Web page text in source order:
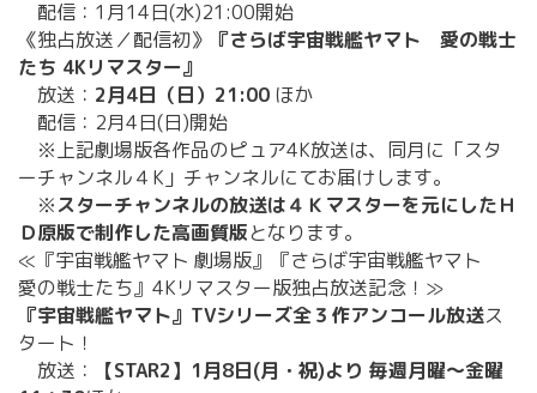
配信：1月14日(水)21:00開始
《独占放送／配信初》 『さらば宇宙戦艦ヤマト 愛の戦士
たち 4Kリマスター』
放送： 2月4日（日）21:00 ほか
配信：2月4日(日)開始
※上記劇場版各作品のピュア4K放送は、同月に「スタ
ーチャンネル４K」チャンネルにてお届けします。
※スターチャンネルの放送は４Ｋマスターを元にしたＨ
Ｄ原版で制作した高画質版となります。
≪『宇宙戦艦ヤマト 劇場版』『さらば宇宙戦艦ヤマト
愛の戦士たち』4Kリマスター版独占放送記念！≫
『宇宙戦艦ヤマト』TVシリーズ全３作アンコール放送ス
タート！
放送：
【STAR2】1月8日(月・祝)より 毎週月曜～金曜